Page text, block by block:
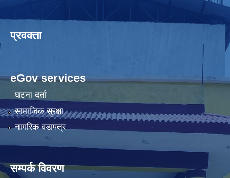
प्रवक्ता
eGov services
घटना दर्ता
सामाजिक सुरक्षा
नागरिक वडापत्र
सम्पर्क विवरण